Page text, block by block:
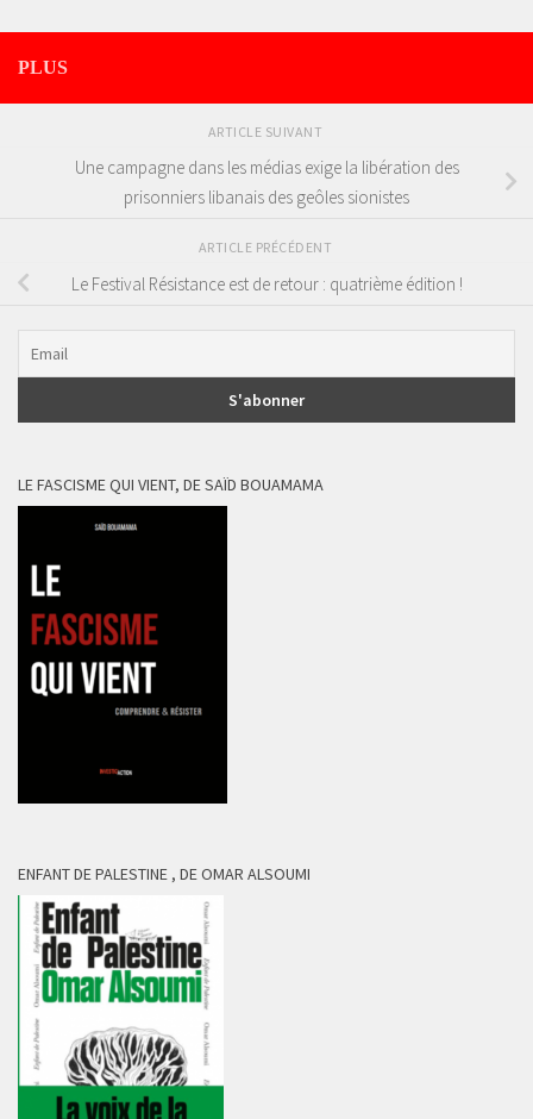
PLUS
ARTICLE SUIVANT
Une campagne dans les médias exige la libération des
prisonniers libanais des geôles sionistes
ARTICLE PRÉCÉDENT
Le Festival Résistance est de retour : quatrième édition !
LE FASCISME QUI VIENT, DE SAÏD BOUAMAMA
ENFANT DE PALESTINE , DE OMAR ALSOUMI